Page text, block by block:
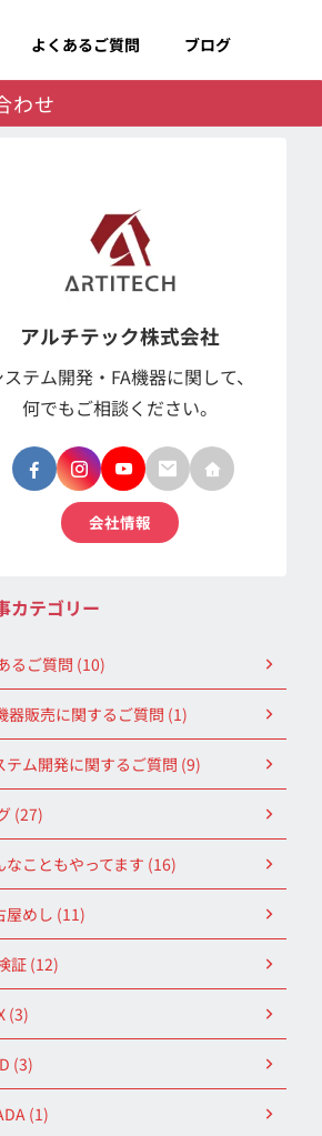
よくあるご質問 ブログ
わせ
アルチテック株式会社
ステム開発・FA機器に関して、
何でもご相談ください。
会社情報
カテゴリー
るご質問 (10)
器販売に関するご質問 (1)
テム開発に関するご質問 (9)
(27)
なこともやってます (16)
屋めし (11)
証 (12)
(3)
(3)
(1)